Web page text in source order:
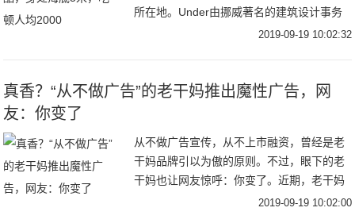
所在地。Under由挪威著名的建筑设计事务
所Snøhetta 操刀设计。建筑内底部还有一整
2019-09-19 10:02:32
真香？“从不做广告”的老干妈推出魔性广告，网
友：你变了
从不做广告宣传，从不上市融资，曾经是老
干妈品牌引以为傲的原则。不过，眼下的老
干妈也让网友惊呼：你变了。近期，老干妈
凭借一则魔性十足的广告走红网络。不仅如
2019-09-19 10:02:00